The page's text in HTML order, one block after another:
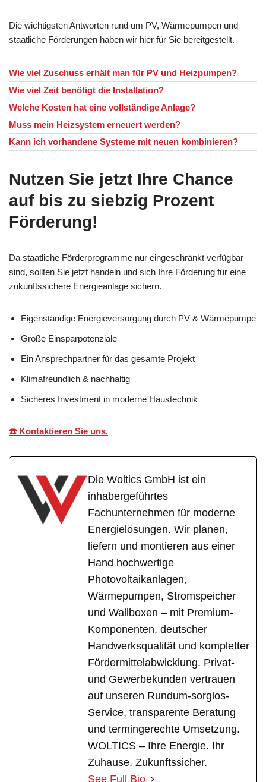
Die wichtigsten Antworten rund um PV, Wärmepumpen und
staatliche Förderungen haben wir hier für Sie bereitgestellt.
Wie viel Zuschuss erhält man für PV und Heizpumpen?
Wie viel Zeit benötigt die Installation?
Welche Kosten hat eine vollständige Anlage?
Muss mein Heizsystem erneuert werden?
Kann ich vorhandene Systeme mit neuen kombinieren?
Nutzen Sie jetzt Ihre Chance
auf bis zu siebzig Prozent
Förderung!
Da staatliche Förderprogramme nur eingeschränkt verfügbar
sind, sollten Sie jetzt handeln und sich Ihre Förderung für eine
zukunftssichere Energieanlage sichern.
Eigenständige Energieversorgung durch PV & Wärmepumpe
Große Einsparpotenziale
Ein Ansprechpartner für das gesamte Projekt
Klimafreundlich & nachhaltig
Sicheres Investment in moderne Haustechnik
☎️ Kontaktieren Sie uns.
Die Woltics GmbH ist ein
inhabergeführtes
Fachunternehmen für moderne
Energielösungen. Wir planen,
liefern und montieren aus einer
Hand hochwertige
Photovoltaikanlagen,
Wärmepumpen, Stromspeicher
und Wallboxen – mit Premium-
Komponenten, deutscher
Handwerksqualität und kompletter
Fördermittelabwicklung. Privat-
und Gewerbekunden vertrauen
auf unseren Rundum-sorglos-
Service, transparente Beratung
und termingerechte Umsetzung.
WOLTICS – Ihre Energie. Ihr
Zuhause. Zukunftssicher.
See Full Bio